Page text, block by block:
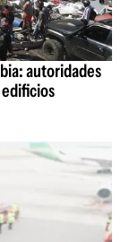
autoridades